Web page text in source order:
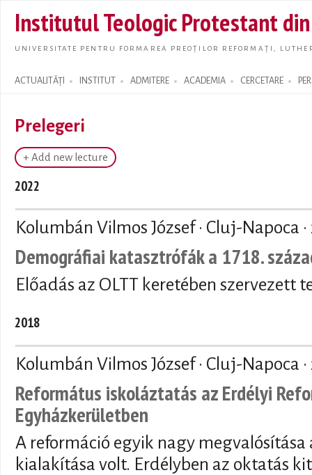
main
Institutul Teologic Protestant
UNIVERSITATE PENTRU FORMAREA PREOȚILOR REFORMAȚI,
ACTUALITĂȚI INSTITUT ADMITERE ACADEMIA CERCETARE
Search form
Prelegeri
+ Add new lecture
2022
Kolumbán Vilmos József · Cluj-Napoca ·
Demográfiai katasztrófák a 1718.
Előadás az OLTT keretében szervezett
2018
Kolumbán Vilmos József · Cluj-Napoca ·
Református iskoláztatás az Erdélyi
Egyházkerületben
A reformáció egyik nagy megvalósítása
kialakítása volt. Erdélyben az oktatás